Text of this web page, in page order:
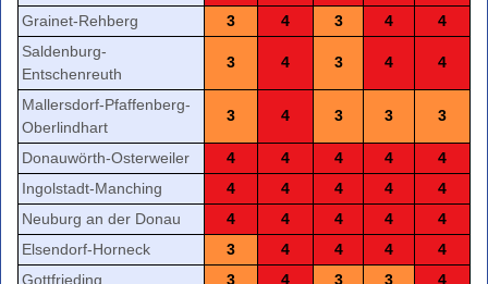
Grainet-Rehberg
3 4 3 4
4
Saldenburg-
Entschenreuth
3 4 3 4 4
Mallersdorf-Pfaffenberg-
Oberlindhart
3 4 3 3 3
Donauwörth-Osterweiler 4 4 4 4
4
Ingolstadt-Manching
4 4 4 4
4
Neuburg an der Donau
4 4 4 4
4
Elsendorf-Horneck
3 4 4 4
4
Gottfrieding
3 4 3 3
4